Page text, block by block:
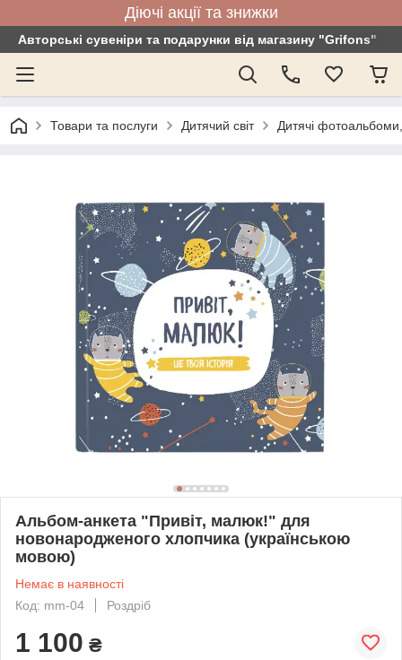
Діючі акції та знижки
Авторські сувеніри та подарунки від магазину "Grifons"
Товари та послуги Дитячий світ Дитячі
Альбом-анкета "Привіт, малюк!" для
новонародженого хлопчика (українською
мовою)
Немає в наявності
Код: mm-04
Роздріб
1 100 ₴